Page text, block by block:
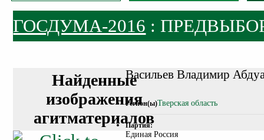
ГОСДУМА-2016 :
Васильев Владимир
Регион(ы)Тверская область
Партия:
Единая Россия
Найденные
изображения
агитматериалов